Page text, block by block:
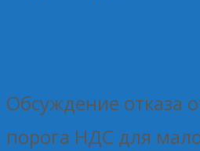
Обсуждение отказа
порога НДС для